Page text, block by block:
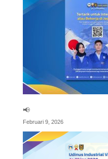
📢
Februari 9, 2026